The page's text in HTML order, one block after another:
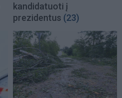
kandidatuoti į
prezidentus (23)